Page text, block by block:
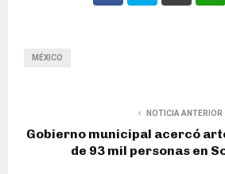
MÉXICO
NOTICIA ANTERIOR
Gobierno municipal acercó
de 93 mil personas en